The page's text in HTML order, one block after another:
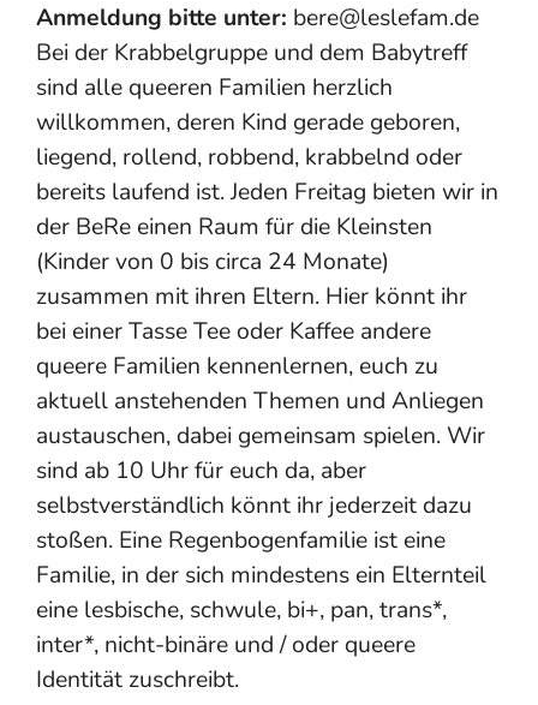
Anmeldung bitte unter: bere@leslefam.de
Bei der Krabbelgruppe und dem Babytreff
sind alle queeren Familien herzlich
willkommen, deren Kind gerade geboren,
liegend, rollend, robbend, krabbelnd oder
bereits laufend ist. Jeden Freitag bieten wir in
der BeRe einen Raum für die Kleinsten
(Kinder von 0 bis circa 24 Monate)
zusammen mit ihren Eltern. Hier könnt ihr
bei einer Tasse Tee oder Kaffee andere
queere Familien kennenlernen, euch zu
aktuell anstehenden Themen und Anliegen
austauschen, dabei gemeinsam spielen. Wir
sind ab 10 Uhr für euch da, aber
selbstverständlich könnt ihr jederzeit dazu
stoßen. Eine Regenbogenfamilie ist eine
Familie, in der sich mindestens ein Elternteil
eine lesbische, schwule, bi+, pan, trans*,
inter*, nicht-binäre und / oder queere
Identität zuschreibt.